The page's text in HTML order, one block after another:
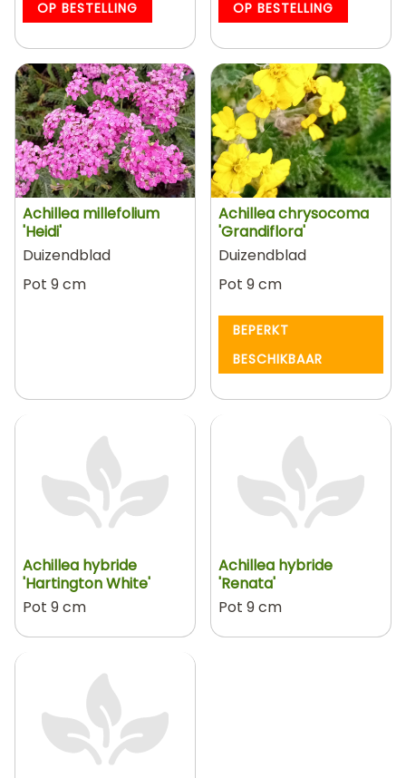
OP BESTELLING OP BESTELLING
Achillea millefolium
'Heidi'
Duizendblad
Pot 9 cm
Achillea chrysocoma
'Grandiflora'
Duizendblad
Pot 9 cm
BEPERKT
BESCHIKBAAR
Achillea hybride
'Hartington White'
Pot 9 cm
Achillea hybride
'Renata'
Pot 9 cm